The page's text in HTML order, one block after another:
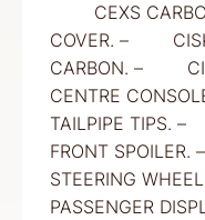
CEXS
COVER. – CISK
CARBON. –
CENTRE
TAILPIPE TIPS.
FRONT
STEERING
PASSENGER